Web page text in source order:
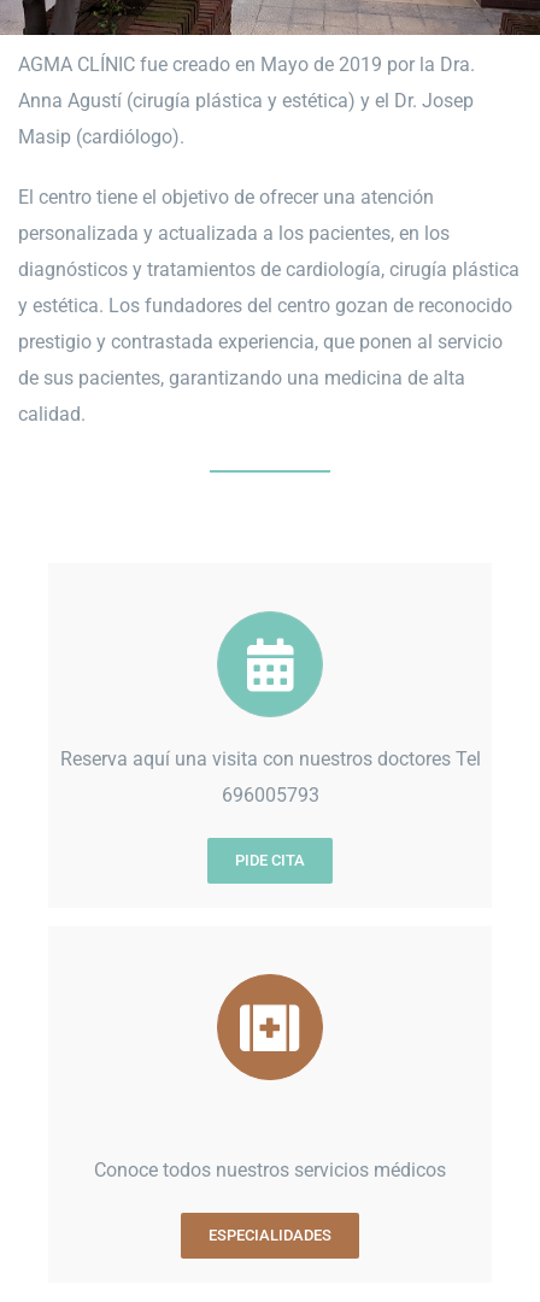
AGMA CLÍNIC fue creado en Mayo de 2019 por la Dra.
Anna Agustí (cirugía plástica y estética) y el Dr. Josep
Masip (cardiólogo).
El centro tiene el objetivo de ofrecer una atención
personalizada y actualizada a los pacientes, en los
diagnósticos y tratamientos de cardiología, cirugía plástica
y estética. Los fundadores del centro gozan de reconocido
prestigio y contrastada experiencia, que ponen al servicio
de sus pacientes, garantizando una medicina de alta
calidad.
Reserva aquí una visita con nuestros doctores Tel
696005793
PIDE CITA
Conoce todos nuestros servicios médicos
ESPECIALIDADES